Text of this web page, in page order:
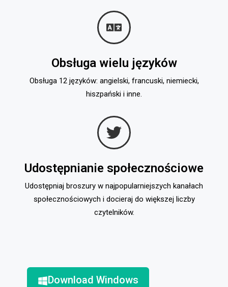
Obsługa wielu języków
Obsługa 12 języków: angielski, francuski, niemiecki,
hiszpański i inne.
Udostępnianie społecznościowe
Udostępniaj broszury w najpopularniejszych kanałach
społecznościowych i docieraj do większej liczby
czytelników.
Download Windows